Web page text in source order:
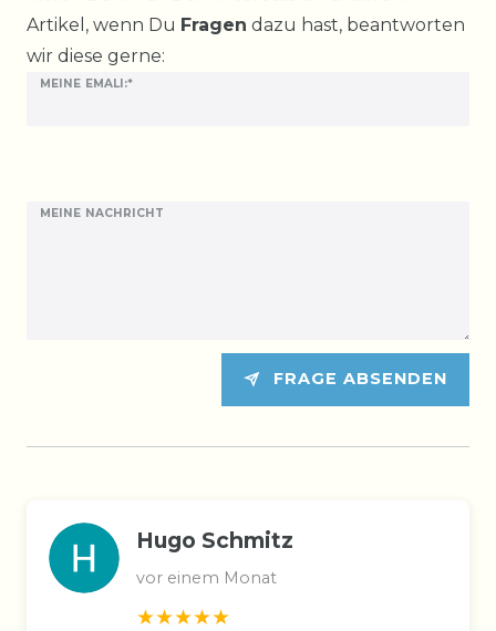
Artikel, wenn Du Fragen dazu hast, beantworten
wir diese gerne:
MEINE EMALI:*
MEINE NACHRICHT
FRAGE ABSENDEN
Hugo Schmitz
vor einem Monat